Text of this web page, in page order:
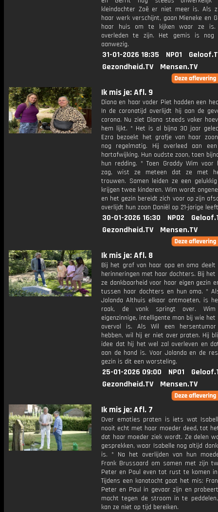
kleindochter Zoë er niet meer is. Als
haar werk verschijnt, gaan Mieneke en
haar huis om te kijken waar ze is.
overleden te zijn. Het gemis is nog
aanwezig.
31-01-2026 18:35 NPO1
Gezondheid.TV
Mensen.TV
Ik mis je: Afl. 9
Diana en haar vader Piet hadden een
In de coronatijd overlijdt hij aan de
corona. Nu ziet Diana steeds vaker
hem lijkt. * Het is al bijna 30 jaar
Ezra bezoekt het grafje van haar
nog regelmatig. Hij overleed aan
hartafwijking. Hun oudste zoon, toen
hun redding. * Toen Graddy Wim
zag, wist ze meteen dat ze met
trouwen. Samen leiden ze een
krijgen twee kinderen. Wim wordt
en het gezin bereidt zich voor op zijn
overlijdt hun zoon Daniël op 21-jarige
30-01-2026 16:30 NPO2
Gezondheid.TV
Mensen.TV
Ik mis je: Afl. 8
Bij het graf van haar opa en oma deelt
herinneringen met haar dochters. Bij
ze dankbaarheid voor haar eigen gezin
tussen haar dochters en hun oma. *
Jolanda Althuis elkaar ontmoeten, is
raak, de vonk springt over.
eigenzinnige, intelligente man bij wie
overvol is. Als Wil een
hebben, wil hij er niet over praten. Hij
idee dat hij het wel zal overleven en
aan de hand is. Voor Jolanda en de
gezin is dit een worsteling.
25-01-2026 09:00 NPO1
Gezondheid.TV
Mensen.TV
Ik mis je: Afl. 7
Over emoties praten is iets wat
nooit echt met haar moeder deed, tot
dat haar moeder ziek wordt. Ze delen
gesprekken, waar Isabelle nog altijd
is. * Na het overlijden van hun
Frank Brussaard om samen met zijn
Peter en Paul even tot rust te komen in
Tijdens een kanotocht gaat het mis:
Peter en Paul in gevaar zijn en
macht tegen de stroom in te
kan ze niet op tijd bereiken.